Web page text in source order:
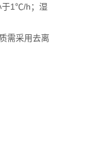
于1℃/h；湿
需采用去离